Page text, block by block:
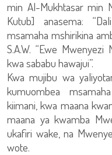
min Al-Mukhtasar min
Kutub] anasema:
msamaha mshirikina
S.A.W. “Ewe
kwa sababu hawajui”.
Kwa mujibu wa
kumuombea
kiimani, kwa maana
maana ya kwamba
ukafiri wake, na
wote.